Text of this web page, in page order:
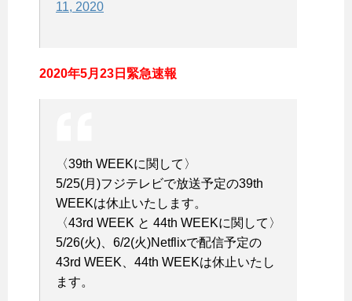
11, 2020
2020年5月23日緊急速報
〈39th WEEKに関して〉
5/25(月)フジテレビで放送予定の39th
WEEKは休止いたします。
〈43rd WEEK と 44th WEEKに関して〉
5/26(火)、6/2(火)Netflixで配信予定の
43rd WEEK、44th WEEKは休止いたし
ます。